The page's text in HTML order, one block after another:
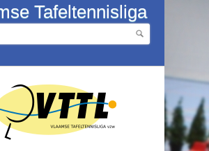
gaanTafeltennisliga